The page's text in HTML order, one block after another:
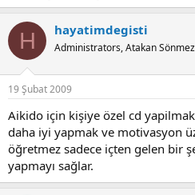
H hayatimdegisti
Administrators, Atakan Sönmez
19 Şubat 2009
Aikido için kişiye özel cd
daha iyi yapmak ve motivasyon
öğretmez sadece içten gelen bir
yapmayı sağlar.